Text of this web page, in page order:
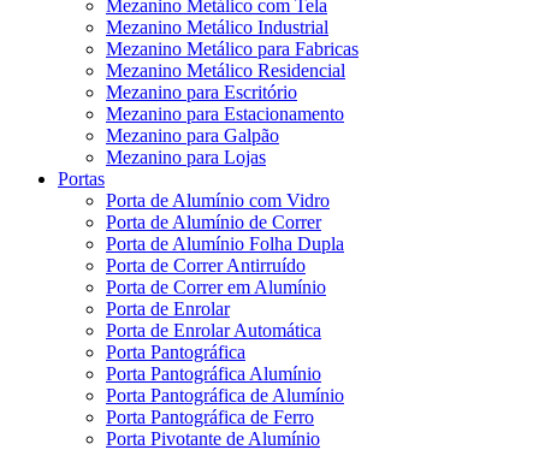
Mezanino Metálico com Tela
Mezanino Metálico Industrial
Mezanino Metálico para Fabricas
Mezanino Metálico Residencial
Mezanino para Escritório
Mezanino para Estacionamento
Mezanino para Galpão
Mezanino para Lojas
Portas
Porta de Alumínio com Vidro
Porta de Alumínio de Correr
Porta de Alumínio Folha Dupla
Porta de Correr Antirruído
Porta de Correr em Alumínio
Porta de Enrolar
Porta de Enrolar Automática
Porta Pantográfica
Porta Pantográfica Alumínio
Porta Pantográfica de Alumínio
Porta Pantográfica de Ferro
Porta Pivotante de Alumínio